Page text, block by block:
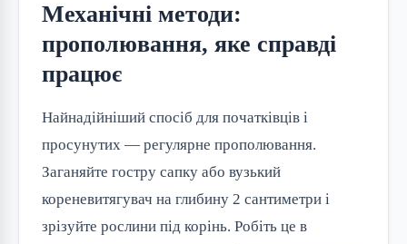
Механічні методи:
прополювання, яке справді
працює
Найнадійніший спосіб для початківців і
просунутих — регулярне прополювання.
Заганяйте гостру сапку або вузький
кореневитягувач на глибину 2 сантиметри і
зрізуйте рослини під корінь. Робіть це в